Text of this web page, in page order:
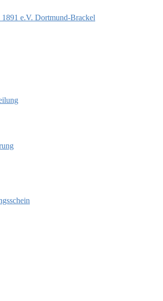
e.V. Dortmund-Brackel